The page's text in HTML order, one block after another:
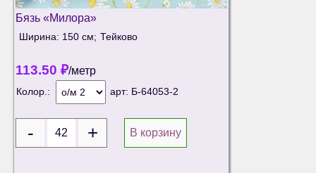
Бязь «Милора»
Ширина: 150 см; Тейково
113.50 ₽/метр
Колор.: арт: Б-64053-2
В корзину